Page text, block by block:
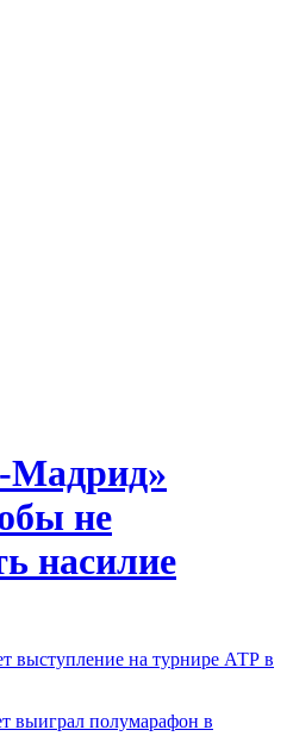
Мадрид»
не
насилие
выступление на турнире АТР в
выиграл полумарафон в